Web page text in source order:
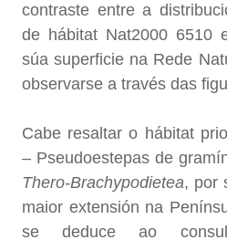
contraste entre a
de hábitat Nat2000 6510
súa superficie na Rede
observarse a través das
Cabe resaltar o hábitat
– Pseudoestepas de
Thero-Brachypodietea, por
maior extensión na
se deduce ao